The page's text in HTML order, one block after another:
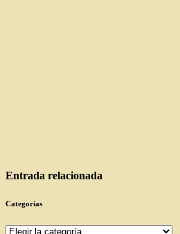
Entrada relacionada
Categorías
Categorías